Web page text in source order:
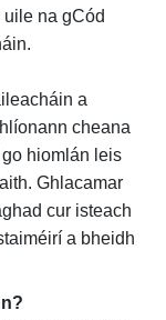
na gCód
a
cheana
hiomlán leis
Ghlacamar
cur isteach
a bheidh